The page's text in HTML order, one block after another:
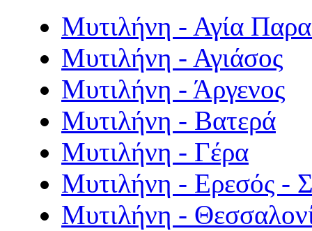
Μυτιλήνη - Αγία
Μυτιλήνη - Αγιάσος
Μυτιλήνη - Άργενος
Μυτιλήνη - Βατερά
Μυτιλήνη - Γέρα
Μυτιλήνη - Ερεσός -
Μυτιλήνη -